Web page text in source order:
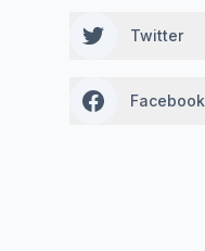
Twitter
Facebook